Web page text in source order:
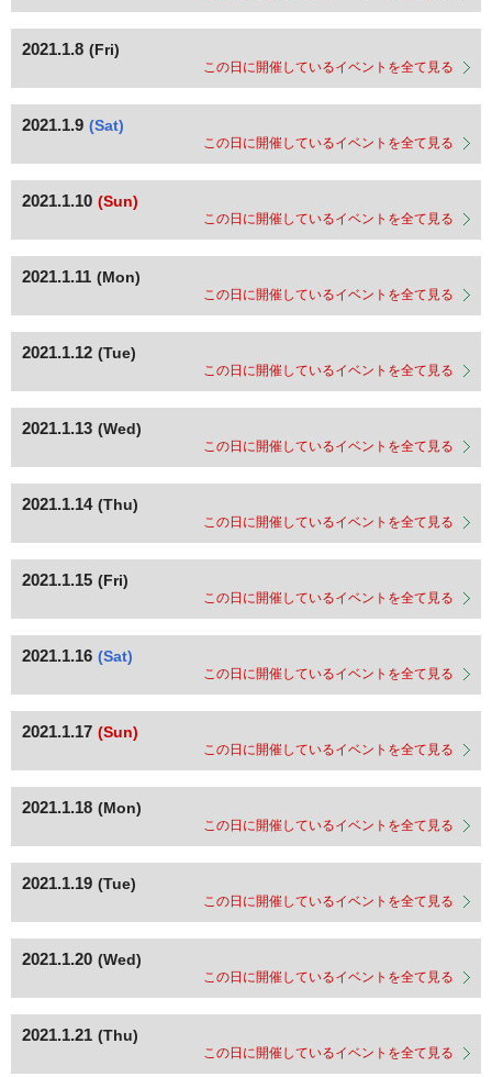
2021.1.8 (Fri)
この日に開催しているイベントを全て見る
2021.1.9 (Sat)
この日に開催しているイベントを全て見る
2021.1.10 (Sun)
この日に開催しているイベントを全て見る
2021.1.11 (Mon)
この日に開催しているイベントを全て見る
2021.1.12 (Tue)
この日に開催しているイベントを全て見る
2021.1.13 (Wed)
この日に開催しているイベントを全て見る
2021.1.14 (Thu)
この日に開催しているイベントを全て見る
2021.1.15 (Fri)
この日に開催しているイベントを全て見る
2021.1.16 (Sat)
この日に開催しているイベントを全て見る
2021.1.17 (Sun)
この日に開催しているイベントを全て見る
2021.1.18 (Mon)
この日に開催しているイベントを全て見る
2021.1.19 (Tue)
この日に開催しているイベントを全て見る
2021.1.20 (Wed)
この日に開催しているイベントを全て見る
2021.1.21 (Thu)
この日に開催しているイベントを全て見る